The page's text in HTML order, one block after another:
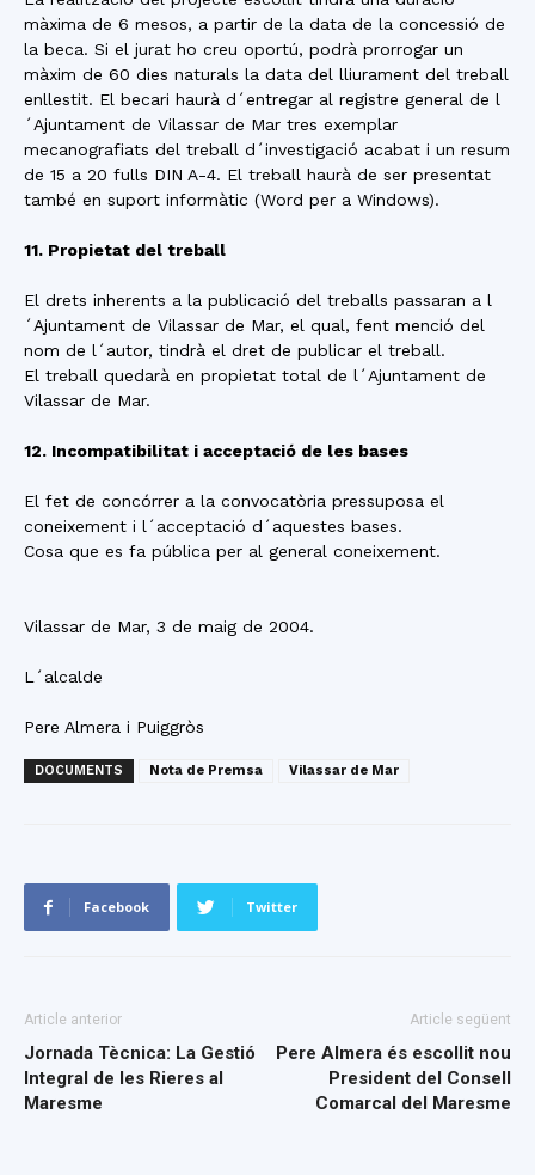
màxima de 6 mesos, a partir de la data de la concessió de
la beca. Si el jurat ho creu oportú, podrà prorrogar un
màxim de 60 dies naturals la data del lliurament del treball
enllestit. El becari haurà d´entregar al registre general de l
´Ajuntament de Vilassar de Mar tres exemplar
mecanografiats del treball d´investigació acabat i un resum
de 15 a 20 fulls DIN A-4. El treball haurà de ser presentat
també en suport informàtic (Word per a Windows).
11. Propietat del treball
El drets inherents a la publicació del treballs passaran a l
´Ajuntament de Vilassar de Mar, el qual, fent menció del
nom de l´autor, tindrà el dret de publicar el treball.
El treball quedarà en propietat total de l´Ajuntament de
Vilassar de Mar.
12. Incompatibilitat i acceptació de les bases
El fet de concórrer a la convocatòria pressuposa el
coneixement i l´acceptació d´aquestes bases.
Cosa que es fa pública per al general coneixement.
Vilassar de Mar, 3 de maig de 2004.
L´alcalde
Pere Almera i Puiggròs
DOCUMENTS Nota de Premsa Vilassar de Mar
Facebook Twitter
Article anterior
Jornada Tècnica: La Gestió
Integral de les Rieres al
Maresme
Article següent
Pere Almera és escollit nou
President del Consell
Comarcal del Maresme